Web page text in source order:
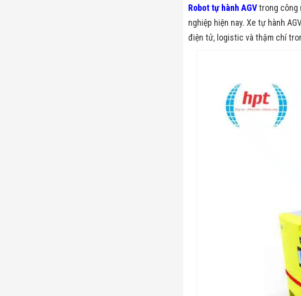
Robot tự hành AGVtrong công
nghiệp hiện nay. Xe tự hành
điện tử, logistic và thậm chí